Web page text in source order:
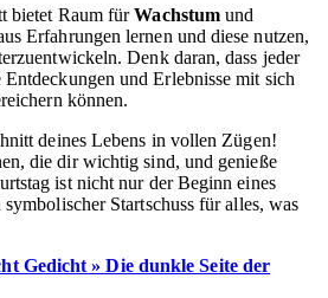
bietet Raum fürWachstum und
Erfahrungen lernen und diese nutzen,
Denk daran, dass jeder
und Erlebnisse mit sich
können.
deines Lebens in vollen Zügen!
die dir wichtig sind, und genieße
ist nicht nur der Beginn eines
symbolischer Startschuss für alles, was
Gedicht » Die dunkle Seite der